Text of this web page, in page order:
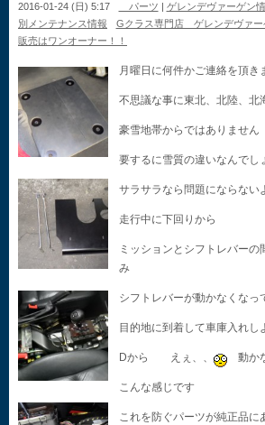
2016-01-24 (日) 5:17 パーツ | ゲレンデヴァーゲン
別メンテナンス情報
Gクラス専門店 ゲレンデヴァ
販売はワンオーナー！！
月曜日に何件かご連絡を頂き
不思議な事に東北、北陸、北
豪雪地帯からではありません
要するに雪質の違いなんでし
サラサラなら問題にならない
走行中に下回りから
ミッションとシフトレバーの
み
シフトレバーが動かなくなっ
目的地に到着して車庫入れし
Dから えぇ、、 動か
こんな感じです
これを防ぐパーツが純正品に